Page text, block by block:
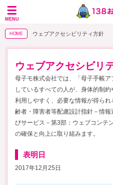
MENU
HOME ウェブアクセシビリティ方針
ウェブアクセシビリ
母子モ株式会社では、「母子手帳
しているすべての人が、身体的制約
利用しやすく、必要な情報が得ら
齢者・障害者等配慮設計指針－情
びサービス－第3部：ウェブコンテ
の確保と向上に取り組みます。
表明日
2017年12月25日